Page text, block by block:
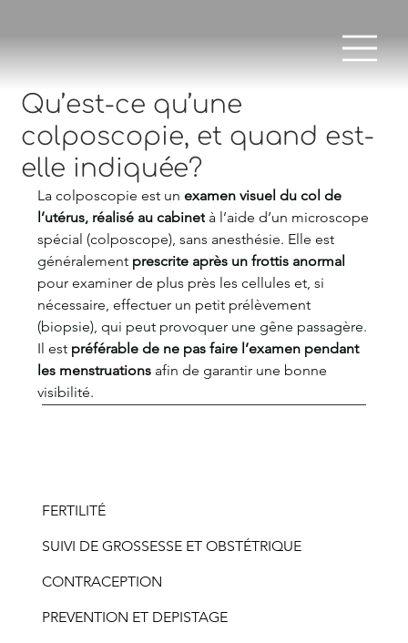
Qu’est-ce qu’une
colposcopie, et quand est-
elle indiquée?
La colposcopie est un examen visuel du col de
l’utérus, réalisé au cabinet à l’aide d’un microscope
spécial (colposcope), sans anesthésie. Elle est
généralement prescrite après un frottis anormal
pour examiner de plus près les cellules et, si
nécessaire, effectuer un petit prélèvement
(biopsie), qui peut provoquer une gêne passagère.
Il est préférable de ne pas faire l’examen pendant
les menstruations afin de garantir une bonne
visibilité.
FERTILITÉ
SUIVI DE GROSSESSE ET OBSTÉTRIQUE
CONTRACEPTION
PREVENTION ET DEPISTAGE